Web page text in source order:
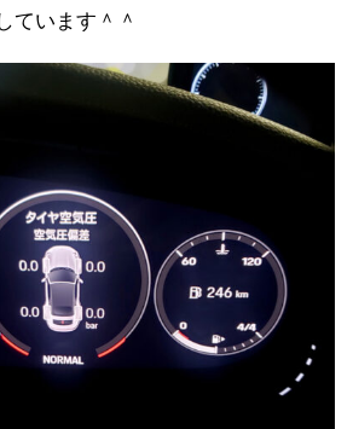
ています＾＾